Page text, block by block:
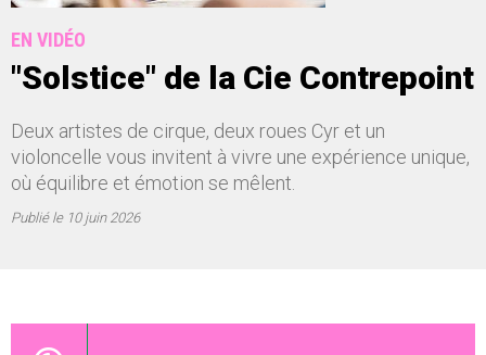
EN VIDÉO
"Solstice" de la Cie Contrepoint
Deux artistes de cirque, deux roues Cyr et un
violoncelle vous invitent à vivre une expérience unique,
où équilibre et émotion se mêlent.
Publié le10 juin 2026